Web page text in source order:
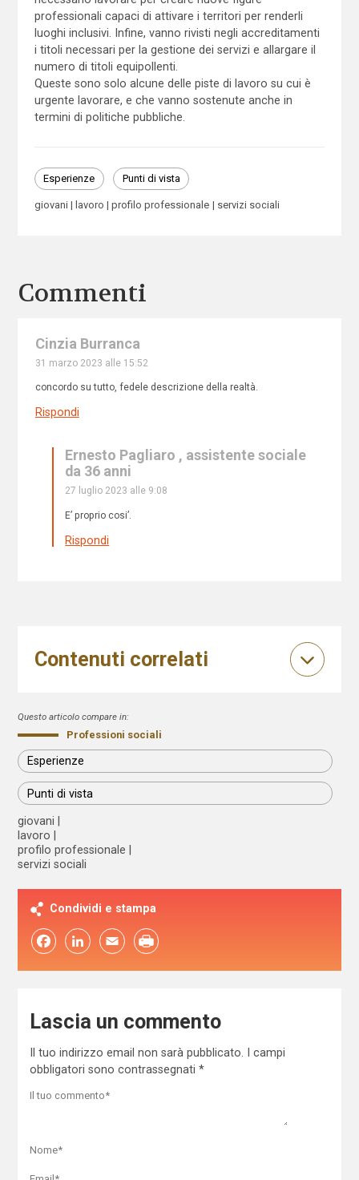
professionali capaci di attivare i territori per renderli
luoghi inclusivi. Infine, vanno rivisti negli accreditamenti
i titoli necessari per la gestione dei servizi e allargare il
numero di titoli equipollenti.
Queste sono solo alcune delle piste di lavoro su cui è
urgente lavorare, e che vanno sostenute anche in
termini di politiche pubbliche.
Esperienze Punti di vista
giovani lavoro profilo professionale servizi sociali
Commenti
Cinzia Burranca
31 marzo 2023 alle 15:52
concordo su tutto, fedele descrizione della realtà.
Rispondi
Ernesto Pagliaro , assistente sociale
da 36 anni
27 luglio 2023 alle 9:08
E’ proprio cosi’.
Rispondi
Contenuti correlati
Questo articolo compare in:
Professioni sociali
Esperienze
Punti di vista
giovani
lavoro
profilo professionale
servizi sociali
Condividi e stampa
FacebookLinkedIn Email
Lascia un commento
Il tuo indirizzo email non sarà pubblicato.
I campi
obbligatori sono contrassegnati *